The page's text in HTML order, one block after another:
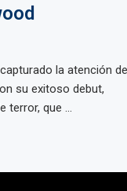
la atención
su exitoso debut,
terror, que ...